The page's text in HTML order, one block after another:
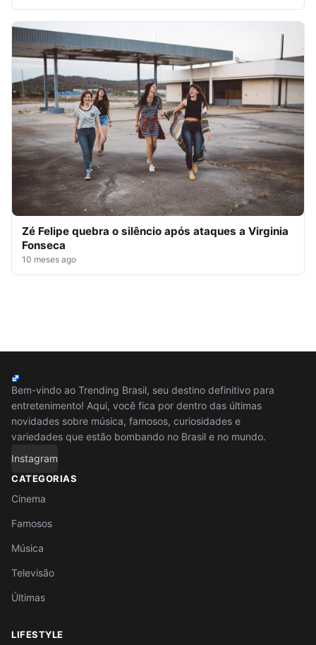
Zé Felipe quebra o silêncio após ataques a Virginia
Fonseca
10 meses ago
Bem-vindo ao Trending Brasil, seu destino definitivo para
entretenimento! Aqui, você fica por dentro das últimas
novidades sobre música, famosos, curiosidades e
variedades que estão bombando no Brasil e no mundo.
Instagram
CATEGORIAS
Cinema
Famosos
Música
Televisão
Últimas
LIFESTYLE